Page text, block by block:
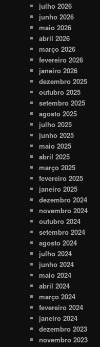
julho 2026
junho 2026
maio 2026
abril 2026
março 2026
fevereiro 2026
janeiro 2026
dezembro 2025
outubro 2025
setembro 2025
agosto 2025
julho 2025
junho 2025
maio 2025
abril 2025
março 2025
fevereiro 2025
janeiro 2025
dezembro 2024
novembro 2024
outubro 2024
setembro 2024
agosto 2024
julho 2024
junho 2024
maio 2024
abril 2024
março 2024
fevereiro 2024
janeiro 2024
dezembro 2023
novembro 2023